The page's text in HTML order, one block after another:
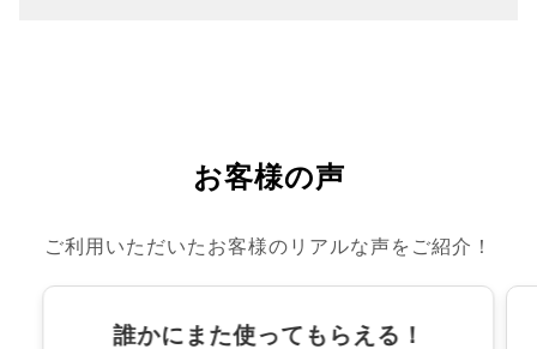
お客様の声
ご利用いただいたお客様のリアルな声をご紹介！
誰かにまた使ってもらえる！